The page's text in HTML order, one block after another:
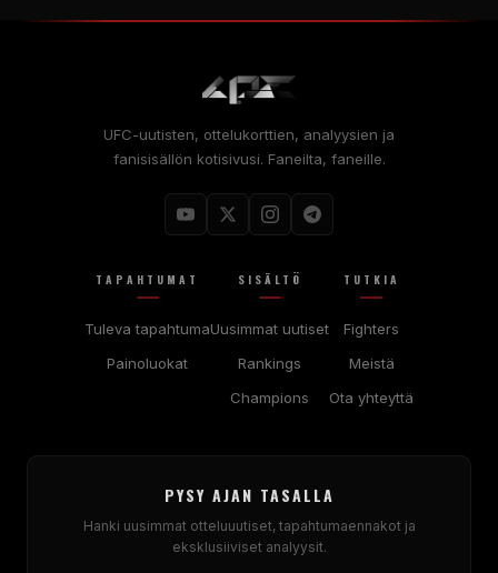
UFC-uutisten, ottelukorttien, analyysien ja
fanisisällön kotisivusi. Faneilta, faneille.
TAPAHTUMAT
Tuleva tapahtuma
Painoluokat
SISÄLTÖ
Uusimmat uutiset
Rankings
Champions
TUTKIA
Fighters
Meistä
Ota yhteyttä
PYSY AJAN TASALLA
Hanki uusimmat otteluuutiset, tapahtumaennakot ja
eksklusiiviset analyysit.